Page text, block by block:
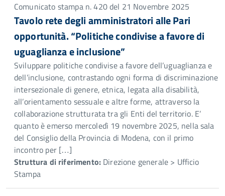
Comunicato stampa n. 420 del 21 Novembre 2025
Tavolo rete degli amministratori alle Pari
opportunità. “Politiche condivise a favore di
uguaglianza e inclusione”
Sviluppare politiche condivise a favore dell’uguaglianza e
dell’inclusione, contrastando ogni forma di discriminazione
intersezionale di genere, etnica, legata alla disabilità,
all’orientamento sessuale e altre forme, attraverso la
collaborazione strutturata tra gli Enti del territorio. E’
quanto è emerso mercoledì 19 novembre 2025, nella sala
del Consiglio della Provincia di Modena, con il primo
incontro per […]
Struttura di riferimento: Direzione generale > Ufficio
Stampa